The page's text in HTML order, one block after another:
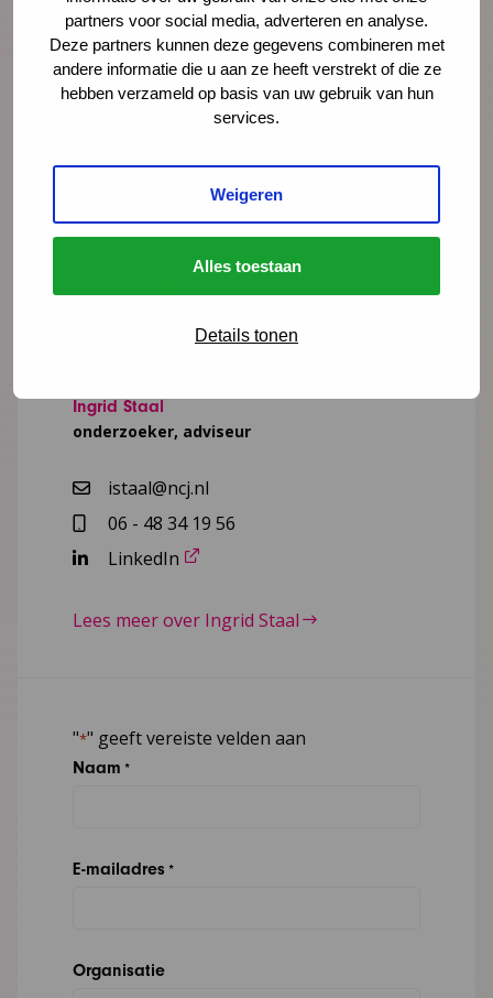
partners voor social media, adverteren en analyse.
Deze partners kunnen deze gegevens combineren met
andere informatie die u aan ze heeft verstrekt of die ze
hebben verzameld op basis van uw gebruik van hun
services.
Weigeren
Alles toestaan
Details tonen
Deel deze pagina Via LinkedIn
Via e-mail
Via WhatsApp
Kopieer link
Ingrid Staal
onderzoeker, adviseur
istaal@ncj.nl
06 - 48 34 19 56
LinkedIn
Lees meer over Ingrid Staal
"*" geeft vereiste velden aan
Naam *
E-mailadres *
Organisatie